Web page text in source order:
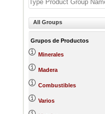
All Groups
Grupos de Productos
Minerales
Madera
Combustibles
Varios